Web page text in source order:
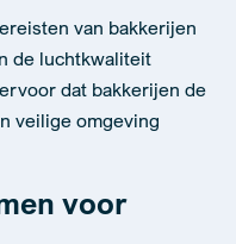
van bakkerijen
de luchtkwaliteit
dat bakkerijen de
veilige omgeving
voor